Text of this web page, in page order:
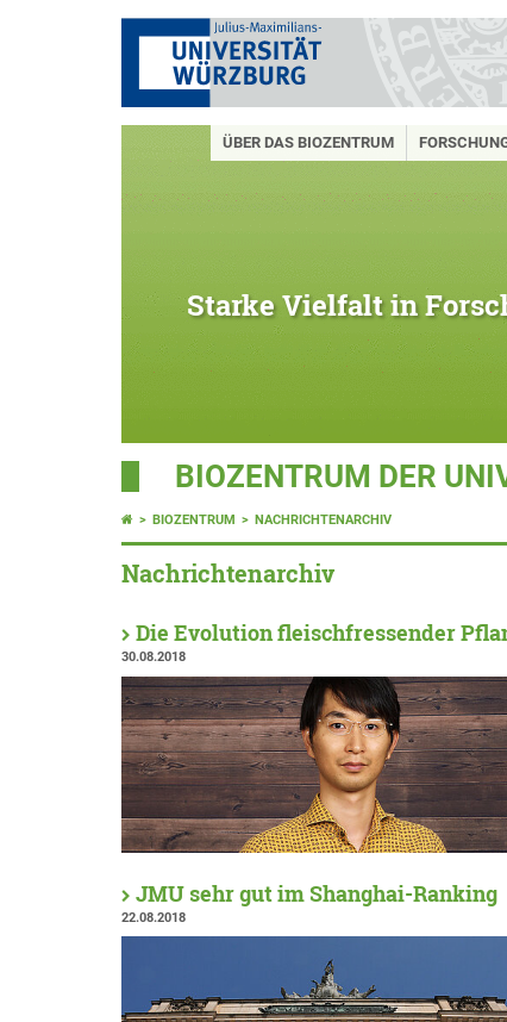
ÜBER DAS BIOZENTRUM
Starke Vielfalt in
BIOZENTRUM DER
BIOZENTRUM NACHRICHTENARCHIV
Nachrichtenarchiv
Die Evolution fleischfressender
30.08.2018
JMU sehr gut im Shanghai-Ranking
22.08.2018